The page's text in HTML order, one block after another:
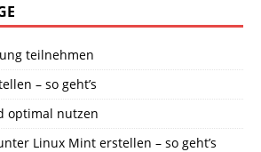
teilnehmen
– so geht’s
optimal nutzen
Linux Mint erstellen – so geht’s